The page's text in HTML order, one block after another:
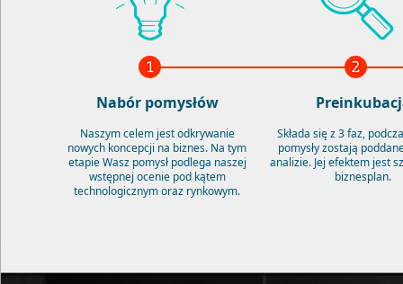
Nabór pomysłów
Naszym celem jest odkrywanie
nowych koncepcji na biznes. Na tym
etapie Wasz pomysł podlega naszej
wstępnej ocenie pod kątem
technologicznym oraz rynkowym.
Składa się z 3 faz,
pomysły zostają
analizie. Jej efektem jest
biznesplan.